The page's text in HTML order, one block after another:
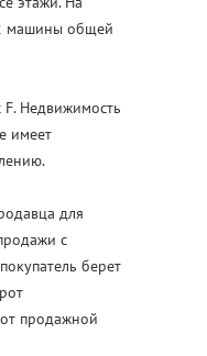
машины общей
F. Недвижимость
имеет
для
с
берет
продажной